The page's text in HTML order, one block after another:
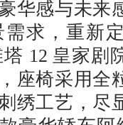
华感与未来
求，重新
12 皇家剧
座椅采用全
绣工艺，尽